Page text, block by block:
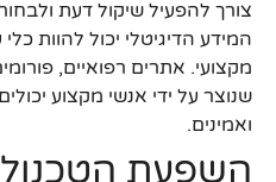
צורך להפעיל שיקול דעת
המידע הדיגיטלי יכול להוות
מקצועי. אתרים רפואיים,
שנוצר על ידי אנשי מקצוע
ואמינים.
השפעת